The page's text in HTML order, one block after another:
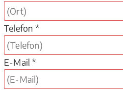
Telefon *
E-Mail *